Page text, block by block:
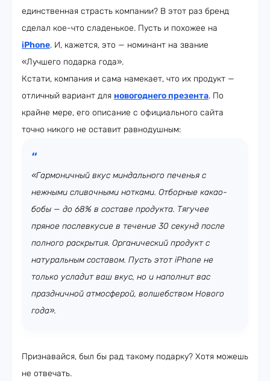
единственная страсть компании? В этот раз бренд
сделал кое-что сладенькое. Пусть и похожее на
iPhone. И, кажется, это — номинант на звание
«Лучшего подарка года».
Кстати, компания и сама намекает, что их продукт —
отличный вариант для новогоднего презента. По
крайне мере, его описание с официального сайта
точно никого не оставит равнодушным:
«Гармоничный вкус миндального печенья с
нежными сливочными нотками. Отборные какао-
бобы — до 68% в составе продукта. Тягучее
пряное послевкусие в течение 30 секунд после
полного раскрытия. Органический продукт с
натуральным составом. Пусть этот iPhone не
только усладит ваш вкус, но и наполнит вас
праздничной атмосферой, волшебством Нового
года».
Признавайся, был бы рад такому подарку? Хотя можешь
не отвечать.